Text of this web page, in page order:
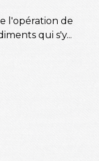
l'opération de
qui s'y...